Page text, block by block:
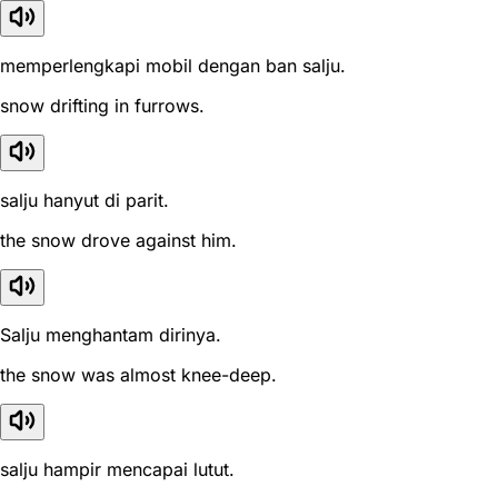
memperlengkapi mobil dengan ban salju.
snow drifting in furrows.
salju hanyut di parit.
the snow drove against him.
Salju menghantam dirinya.
the snow was almost knee-deep.
salju hampir mencapai lutut.